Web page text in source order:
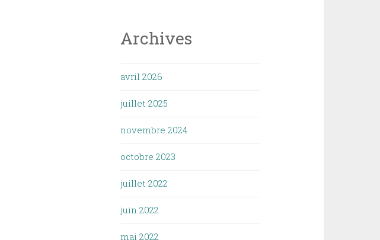
Archives
avril 2026
juillet 2025
novembre 2024
octobre 2023
juillet 2022
juin 2022
mai 2022